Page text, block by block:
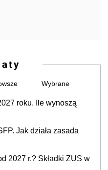
Wybrane
roku. Ile wynoszą
Jak działa zasada
2027 r.? Składki ZUS w